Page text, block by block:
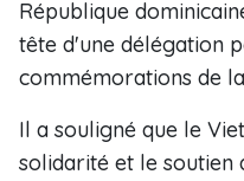
République
tête d'une délégation
commémorations de
Il a souligné que le
solidarité et le soutien